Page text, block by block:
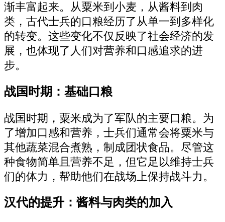
渐丰富起来。从粟米到小麦，从酱料到肉
类，古代士兵的口粮经历了从单一到多样化
的转变。这些变化不仅反映了社会经济的发
展，也体现了人们对营养和口感追求的进
步。
战国时期：基础口粮
战国时期，粟米成为了军队的主要口粮。为
了增加口感和营养，士兵们通常会将粟米与
其他蔬菜混合煮熟，制成团状食品。尽管这
种食物简单且营养不足，但它足以维持士兵
们的体力，帮助他们在战场上保持战斗力。
汉代的提升：酱料与肉类的加入